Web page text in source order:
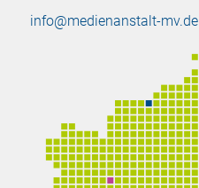
info@medienanstalt-mv.de